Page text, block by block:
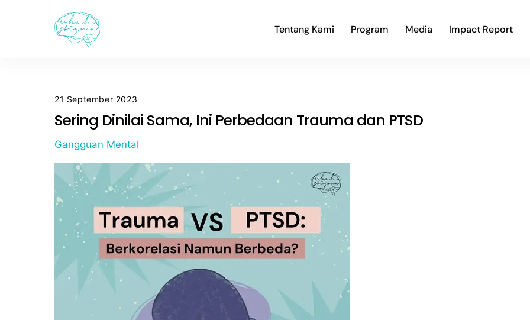
Tentang Kami Program Media Impact Report
21 September 2023
Sering Dinilai Sama, Ini Perbedaan Trauma dan PTSD
Gangguan Mental